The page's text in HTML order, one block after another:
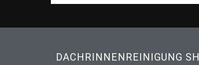
DACHRINNENREINIGUNG SH